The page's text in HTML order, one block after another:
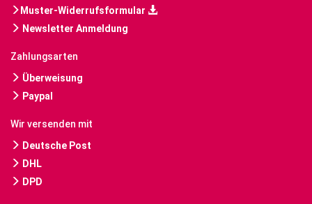
Muster-Widerrufsformular
Newsletter Anmeldung
Zahlungsarten
Überweisung
Paypal
Wir versenden mit
Deutsche Post
DHL
DPD